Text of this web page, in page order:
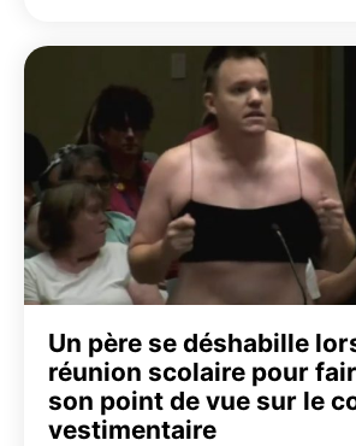
Un père se déshabille
réunion scolaire pour
son point de vue sur le
vestimentaire